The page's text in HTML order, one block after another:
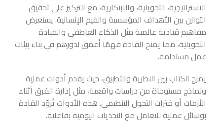
الاستراتيجية، التحويلية، والابتكارية، مع التركيز على تحقيق
التوازن بين الأهداف المؤسسية والقيم الإنسانية. يستعرض
مفاهيم قيادية عالمية مثل الذكاء العاطفي والقيادة
التحويلية، مما يمنح القادة فهمًا أعمق لدورهم في بناء بيئات
عمل مستدامة.
يمزج الكتاب بين النظرية والتطبيق، حيث يقدم أدوات عملية
ونماذج مستوحاة من دراسات واقعية، مثل إدارة الفرق أثناء
الأزمات أو فترات التحول التنظيمي. هذه الأدوات تُزوّد القادة
بوسائل عملية للتعامل مع التحديات اليومية بفاعلية.